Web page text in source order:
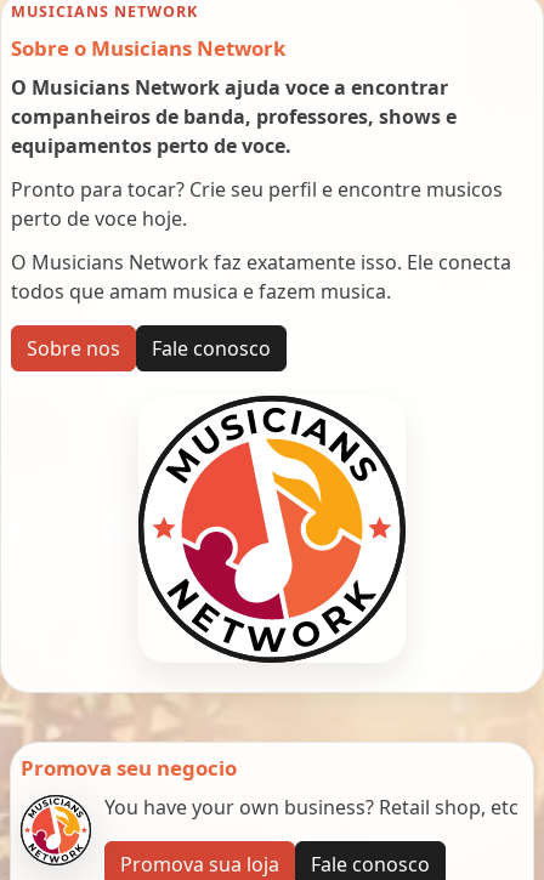
MUSICIANS NETWORK
Sobre o Musicians Network
O Musicians Network ajuda voce a encontrar
companheiros de banda, professores, shows e
equipamentos perto de voce.
Pronto para tocar? Crie seu perfil e encontre musicos
perto de voce hoje.
O Musicians Network faz exatamente isso. Ele conecta
todos que amam musica e fazem musica.
Sobre nos Fale conosco
Promova seu negocio
You have your own business? Retail shop, etc
Promova sua loja Fale conosco